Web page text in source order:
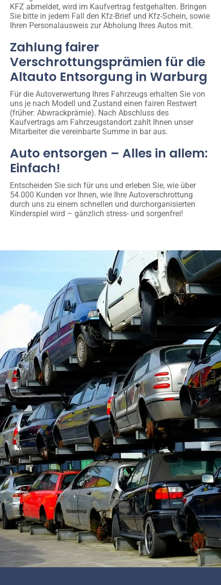
KFZ abmeldet, wird im Kaufvertrag festgehalten. Bringen
Sie bitte in jedem Fall den Kfz-Brief und Kfz-Schein, sowie
Ihren Personalausweis zur Abholung Ihres Autos mit.
Zahlung fairer
Verschrottungsprämien für die
Altauto Entsorgung in Warburg
Für die Autoverwertung Ihres Fahrzeugs erhalten Sie von
uns je nach Modell und Zustand einen fairen Restwert
(früher: Abwrackprämie). Nach Abschluss des
Kaufvertrags am Fahrzeugstandort zahlt Ihnen unser
Mitarbeiter die vereinbarte Summe in bar aus.
Auto entsorgen – Alles in allem:
Einfach!
Entscheiden Sie sich für uns und erleben Sie, wie über
54.000 Kunden vor Ihnen, wie Ihre Autoverschrottung
durch uns zu einem schnellen und durchorganisierten
Kinderspiel wird – gänzlich stress- und sorgenfrei!